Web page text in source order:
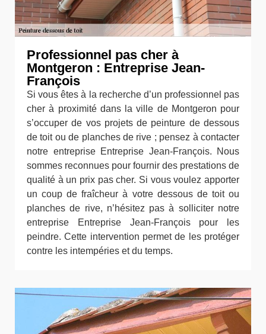
Professionnel pas cher à
Montgeron : Entreprise Jean-
François
Si vous êtes à la recherche d’un professionnel pas
cher à proximité dans la ville de Montgeron pour
s’occuper de vos projets de peinture de dessous
de toit ou de planches de rive ; pensez à contacter
notre entreprise Entreprise Jean-François. Nous
sommes reconnues pour fournir des prestations de
qualité à un prix pas cher. Si vous voulez apporter
un coup de fraîcheur à votre dessous de toit ou
planches de rive, n’hésitez pas à solliciter notre
entreprise Entreprise Jean-François pour les
peindre. Cette intervention permet de les protéger
contre les intempéries et du temps.